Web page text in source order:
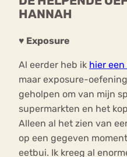
HANNAH
♥ Exposure
Al eerder heb ik hier
maar exposure-
geholpen om van mijn
supermarkten en het
Alleen al het zien van
op een gegeven
eetbui. Ik kreeg al